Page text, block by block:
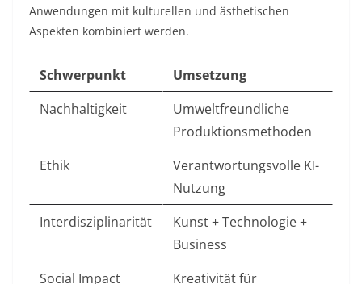
Anwendungen mit kulturellen und ästhetischen
Aspekten kombiniert werden.​
Schwerpunkt
Umsetzung
Nachhaltigkeit
Umweltfreundliche
Produktionsmethoden ​
Ethik
Verantwortungsvolle KI-
Nutzung ​
Interdisziplinarität
Kunst + Technologie +
Business ​
Social Impact
Kreativität für